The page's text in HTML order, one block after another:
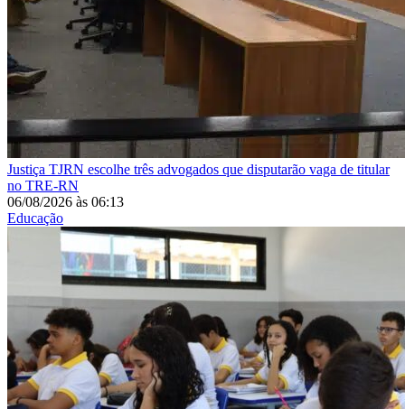
Justiça TJRN escolhe três advogados que disputarão vaga de titular
no TRE-RN
06/08/2026 às 06:13
Educação